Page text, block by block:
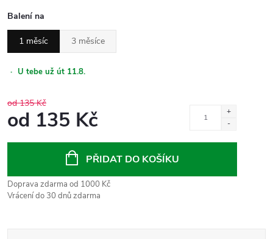
Balení na
1 měsíc 3 měsíce
· U tebe už út 11.8.
od 135 Kč
od 135 Kč
PŘIDAT DO KOŠÍKU
Doprava zdarma od 1000 Kč
Vrácení do 30 dnů zdarma